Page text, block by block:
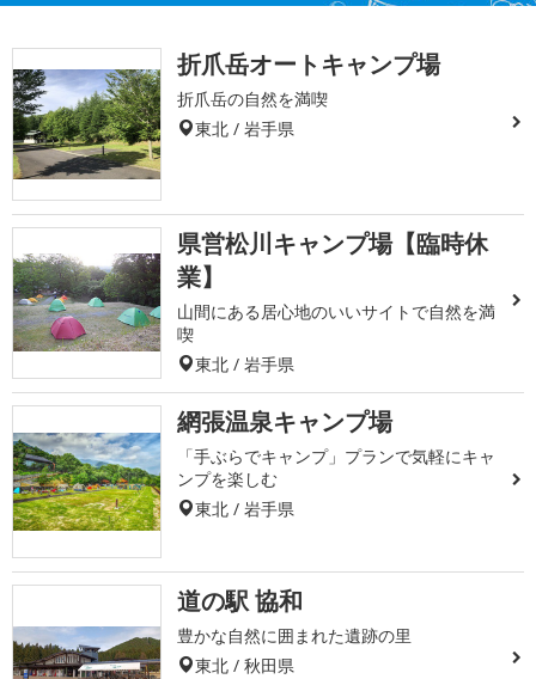
折爪岳オートキャンプ場
折爪岳の自然を満喫
東北 / 岩手県
県営松川キャンプ場【臨時休
業】
山間にある居心地のいいサイトで自然を満
喫
東北 / 岩手県
網張温泉キャンプ場
「手ぶらでキャンプ」プランで気軽にキャ
ンプを楽しむ
東北 / 岩手県
道の駅 協和
豊かな自然に囲まれた遺跡の里
東北 / 秋田県